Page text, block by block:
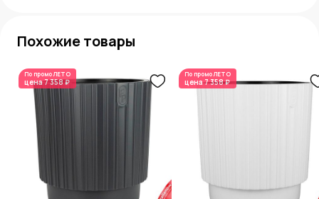
Похожие товары
По промоЛЕТО
цена7 358 ₽
По промоЛЕТО
цена7 358 ₽